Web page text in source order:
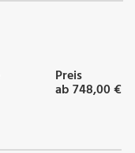
Preis
ab 748,00 €